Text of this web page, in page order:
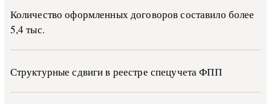
Количество оформленных договоров составило более
5,4 тыс.
Структурные сдвиги в реестре спецучета ФПП